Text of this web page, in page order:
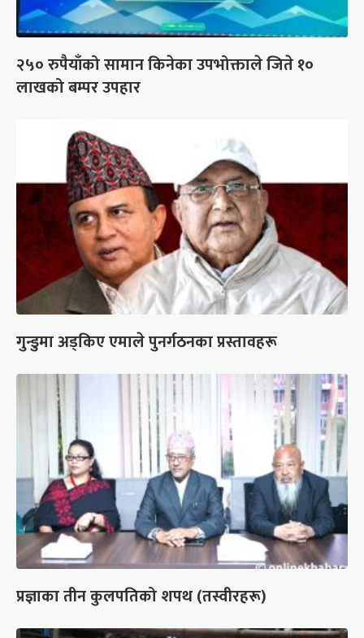
२५० रुपैयाँको सामान किनेका उपभोक्ताले जिते १०
लाखको बम्पर उपहार
गुन्डुमा अड्किए एमाले पुनर्गठनका प्रस्तावहरू
प्रज्ञाका तीन कुलपतिको शपथ (तस्वीरहरू)